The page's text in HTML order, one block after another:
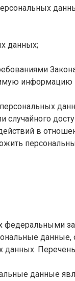
данных;
информацию
в
федеральными
данные,
данных.
данные